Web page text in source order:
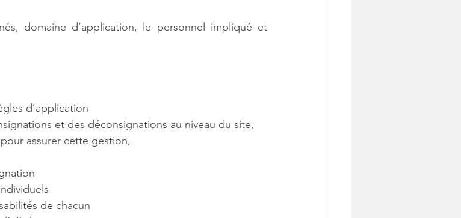
domaine d’application, le personnel impliqué et
d’application
et des déconsignations au niveau du site,
assurer cette gestion,
de chacun